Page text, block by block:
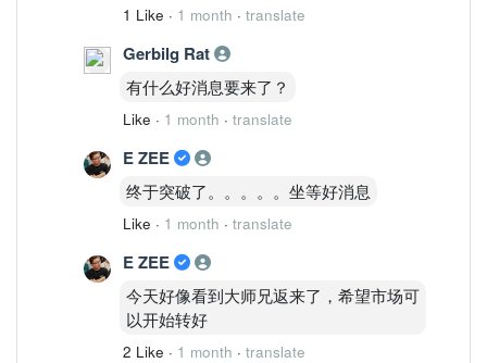
ACTIVE STRUCTURE │ 主动结构状态
CLIMB
Integrity：
健康
低
Transition：
扩张启动
结构正在从恢复转向趋势。
————————
FINAL STRUCTURE STATE │ 最终结构状
DNEX 与前面的 SJC、SUPERLN 有本质
区别。
1 Like · 1 month · translate
Gerbilg Rat
有什么好消息要来了？
Like · 1 month · translate
E ZEE
终于突破了。。。。。坐等好消息
Like · 1 month · translate
E ZEE
今天好像看到大师兄返来了，希望市场可
以开始转好
2 Like · 1 month · translate